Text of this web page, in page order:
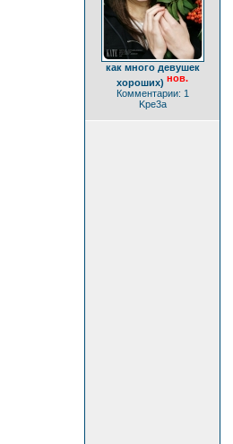
как много девушек
хороших) нов.
Комментарии: 1
Kpe3a